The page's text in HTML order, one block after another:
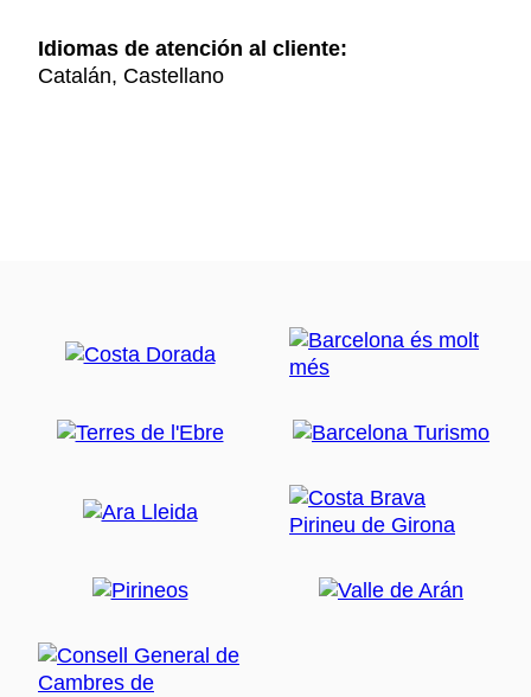
Idiomas de atención al cliente:
Catalán, Castellano